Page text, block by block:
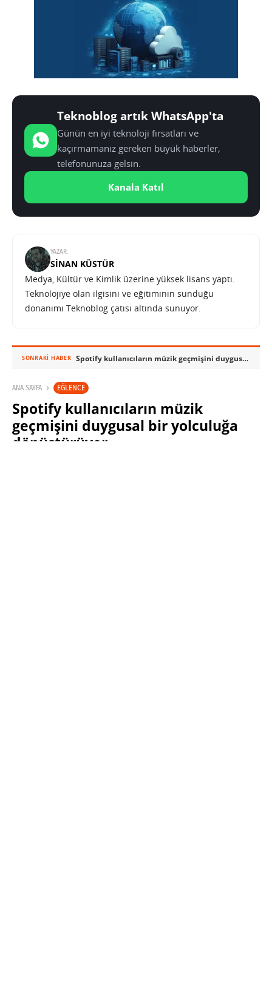
Teknoblog artık WhatsApp'ta
Günün en iyi teknoloji fırsatları ve
kaçırmamanız gereken büyük haberler,
telefonunuza gelsin.
Kanala Katıl
YAZAR:
SINAN KÜSTÜR
Medya, Kültür ve Kimlik üzerine yüksek lisans yaptı.
Teknolojiye olan ilgisini ve eğitiminin sunduğu
donanımı Teknoblog çatısı altında sunuyor.
SONRAKI HABER Spotify kullanıcıların müzik geçmişini duygusal bir yolculuğa dönüştürüyor
ANA SAYFA EĞLENCE
Spotify kullanıcıların müzik
geçmişini duygusal bir yolculuğa
dönüştürüyor